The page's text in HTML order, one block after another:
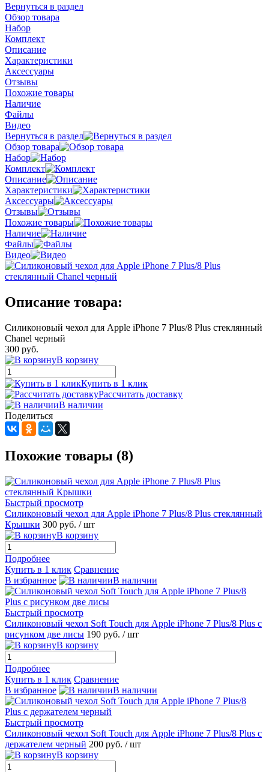
Вернуться в раздел
Обзор товара
Набор
Комплект
Описание
Характеристики
Аксессуары
Отзывы
Похожие товары
Наличие
Файлы
Видео
Вернуться в раздел
Обзор товара
Набор
Комплект
Описание
Характеристики
Аксессуары
Отзывы
Похожие товары
Наличие
Файлы
Видео
Описание товара:
Силиконовый чехол для Apple iPhone 7 Plus/8 Plus стеклянный
Chanel черный
300 руб.
В корзину
Купить в 1 клик
Рассчитать доставку
В наличии
Поделиться
Похожие товары (8)
Быстрый просмотр
Силиконовый чехол для Apple iPhone 7 Plus/8 Plus стеклянный
Крышки 300 руб. / шт
В корзину
Подробнее
Купить в 1 клик Сравнение
В избранное
В наличии
Быстрый просмотр
Силиконовый чехол Soft Touch для Apple iPhone 7 Plus/8 Plus с
рисунком две лисы 190 руб. / шт
В корзину
Подробнее
Купить в 1 клик Сравнение
В избранное
В наличии
Быстрый просмотр
Силиконовый чехол Soft Touch для Apple iPhone 7 Plus/8 Plus с
держателем черный 200 руб. / шт
В корзину